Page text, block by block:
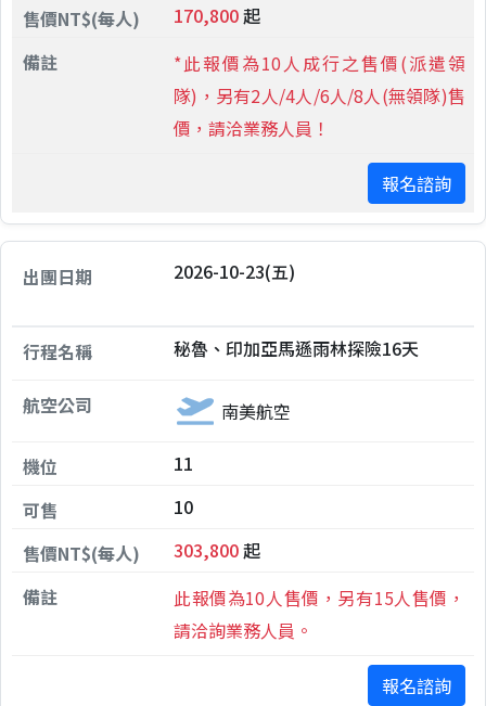
170,800起
*此報價為10人成行之售價(派遣領
隊)，另有2人/4人/6人/8人(無領隊)售
價，請洽業務人員！
報名諮詢
2026-10-23(五)
秘魯、印加亞馬遜雨林探險16天
南美航空
11
10
303,800起
此報價為10人售價，另有15人售價，
請洽詢業務人員。
報名諮詢